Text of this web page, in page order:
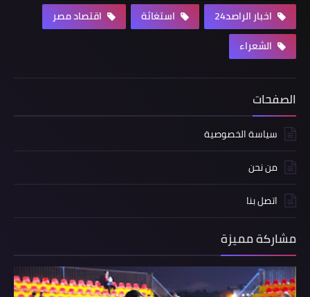
اخبار الراصد24
استغاثة
اقتصاد مصر
الشعراء
الصفحات
سياسة الخصوصية
من نحن
اتصل بنا
مشاركة مميزة